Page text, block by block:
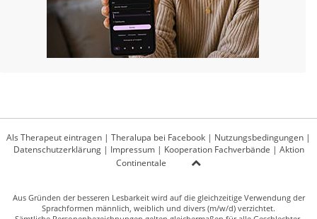
Als Therapeut eintragen | Theralupa bei Facebook | Nutzungsbedingungen |
Datenschutzerklärung| Impressum| Kooperation Fachverbände | Aktion
Continentale
Aus Gründen der besseren Lesbarkeit wird auf die gleichzeitige Verwendung der
Sprachformen männlich, weiblich und divers (m/w/d) verzichtet.